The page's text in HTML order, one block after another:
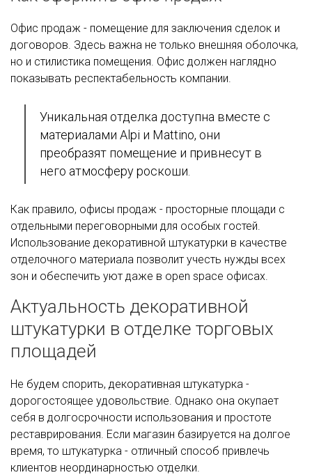
Офис продаж - помещение для заключения сделок и
договоров. Здесь важна не только внешняя оболочка,
но и стилистика помещения. Офис должен наглядно
показывать респектабельность компании.
Уникальная отделка доступна вместе с
материалами Alpi и Mattino, они
преобразят помещение и привнесут в
него атмосферу роскоши.
Как правило, офисы продаж - просторные площади с
отдельными переговорными для особых гостей.
Использование декоративной штукатурки в качестве
отделочного материала позволит учесть нужды всех
зон и обеспечить уют даже в open space офисах.
Актуальность декоративной
штукатурки в отделке торговых
площадей
Не будем спорить, декоративная штукатурка -
дорогостоящее удовольствие. Однако она окупает
себя в долгосрочности использования и простоте
реставрирования. Если магазин базируется на долгое
время, то штукатурка - отличный способ привлечь
клиентов неординарностью отделки.